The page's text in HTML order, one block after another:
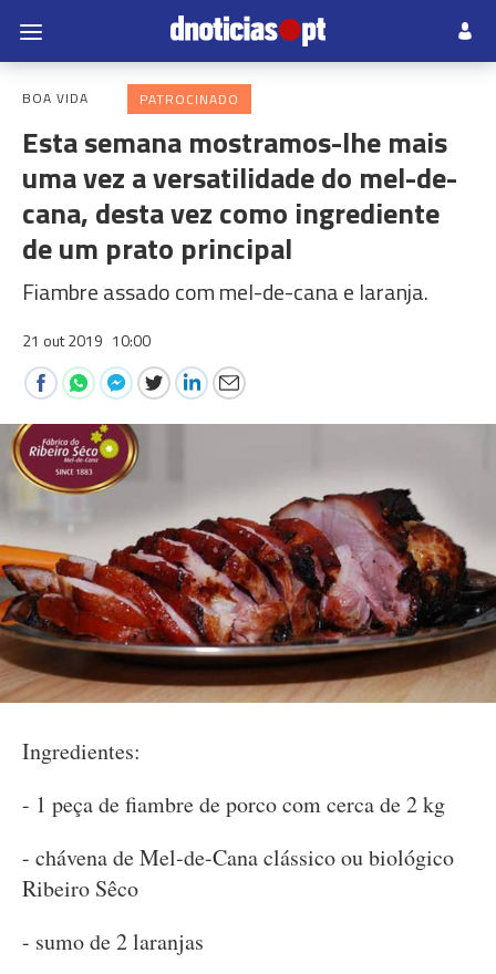
BOA VIDA PATROCINADO
Esta semana mostramos-lhe mais
uma vez a versatilidade do mel-de-
cana, desta vez como ingrediente
de um prato principal
Fiambre assado com mel-de-cana e laranja.
21 out 2019 10:00
Ingredientes:
- 1 peça de fiambre de porco com cerca de 2 kg
- chávena de Mel-de-Cana clássico ou biológico
Ribeiro Sêco
- sumo de 2 laranjas